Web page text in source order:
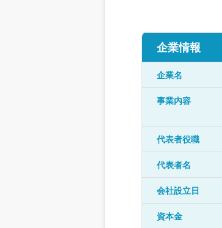
企業情報
企業名
事業内容
代表者役職
代表者名
会社設立日
資本金